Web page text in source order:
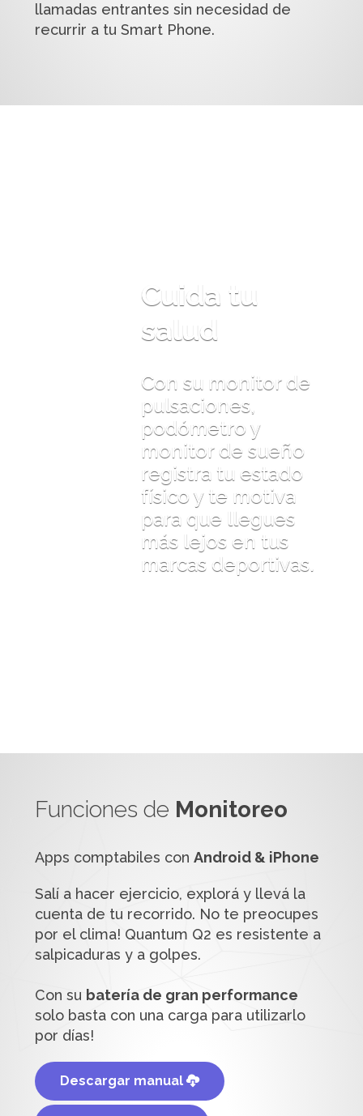
llamadas entrantes sin necesidad de
recurrir a tu Smart Phone.
Cuida tu
salud
Con su monitor de
pulsaciones,
podómetro y
monitor de sueño
registra tu estado
físico y te motiva
para que llegues
más lejos en tus
marcas deportivas.
Funciones de Monitoreo
Apps comptabiles conAndroid & iPhone
Salí a hacer ejercicio, explorá y llevá la
cuenta de tu recorrido. No te preocupes
por el clima! Quantum Q2 es resistente a
salpicaduras y a golpes.
Con su batería de gran performance
solo basta con una carga para utilizarlo
por días!
Descargar manual